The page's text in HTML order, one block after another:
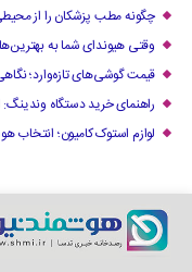
چگونه مطب پزشکان را از
وقتی هیوندای شما به بهترین‌ها
قیمت گوشی‌های تازه‌وارد؛
راهنمای خرید دستگاه
لوازم استوک کامیون؛ انتخاب